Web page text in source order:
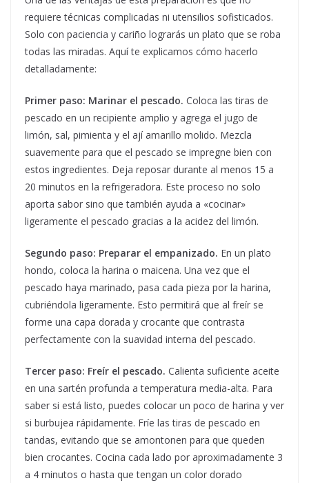
requiere técnicas complicadas ni utensilios sofisticados.
Solo con paciencia y cariño lograrás un plato que se roba
todas las miradas. Aquí te explicamos cómo hacerlo
detalladamente:
Primer paso: Marinar el pescado. Coloca las tiras de
pescado en un recipiente amplio y agrega el jugo de
limón, sal, pimienta y el ají amarillo molido. Mezcla
suavemente para que el pescado se impregne bien con
estos ingredientes. Deja reposar durante al menos 15 a
20 minutos en la refrigeradora. Este proceso no solo
aporta sabor sino que también ayuda a «cocinar»
ligeramente el pescado gracias a la acidez del limón.
Segundo paso: Preparar el empanizado. En un plato
hondo, coloca la harina o maicena. Una vez que el
pescado haya marinado, pasa cada pieza por la harina,
cubriéndola ligeramente. Esto permitirá que al freír se
forme una capa dorada y crocante que contrasta
perfectamente con la suavidad interna del pescado.
Tercer paso: Freír el pescado. Calienta suficiente aceite
en una sartén profunda a temperatura media-alta. Para
saber si está listo, puedes colocar un poco de harina y ver
si burbujea rápidamente. Fríe las tiras de pescado en
tandas, evitando que se amontonen para que queden
bien crocantes. Cocina cada lado por aproximadamente 3
a 4 minutos o hasta que tengan un color dorado